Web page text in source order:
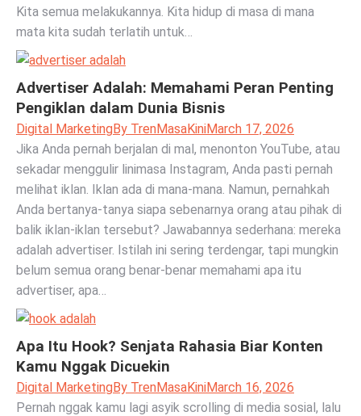
Kita semua melakukannya. Kita hidup di masa di mana
mata kita sudah terlatih untuk…
Advertiser Adalah: Memahami Peran Penting
Pengiklan dalam Dunia Bisnis
Digital MarketingBy TrenMasaKiniMarch 17, 2026
Jika Anda pernah berjalan di mal, menonton YouTube, atau
sekadar menggulir linimasa Instagram, Anda pasti pernah
melihat iklan. Iklan ada di mana-mana. Namun, pernahkah
Anda bertanya-tanya siapa sebenarnya orang atau pihak di
balik iklan-iklan tersebut? Jawabannya sederhana: mereka
adalah advertiser. Istilah ini sering terdengar, tapi mungkin
belum semua orang benar-benar memahami apa itu
advertiser, apa…
Apa Itu Hook? Senjata Rahasia Biar Konten
Kamu Nggak Dicuekin
Digital MarketingBy TrenMasaKiniMarch 16, 2026
Pernah nggak kamu lagi asyik scrolling di media sosial, lalu